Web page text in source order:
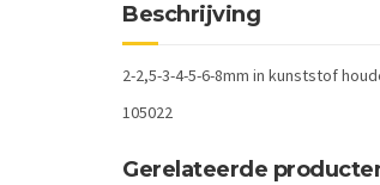
Beschrijving
2-2,5-3-4-5-6-8mm in kunststof
105022
Gerelateerde